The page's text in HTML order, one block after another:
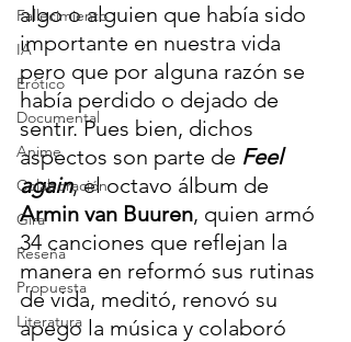
Fallecimiento
IA
Erótico
Documental
Anime
Colaboración
Gira
Reseña
Propuesta
Literatura
algo o alguien que había sido
importante en nuestra vida
pero que por alguna razón se
había perdido o dejado de
sentir. Pues bien, dichos
aspectos son parte de Feel
again, el octavo álbum de
Armin van Buuren, quien armó
34 canciones que reflejan la
manera en reformó sus rutinas
de vida, meditó, renovó su
apego la música y colaboró